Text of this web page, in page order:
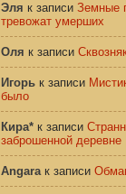
Эля к записи Земные
тревожат умерших
Оля к записи
Игорь к записи
было
Кира* к записи
заброшенной деревне
Angaraк записи